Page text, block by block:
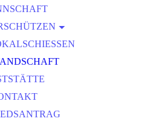
BÖLLERSCHIESSEN
BÖLLER